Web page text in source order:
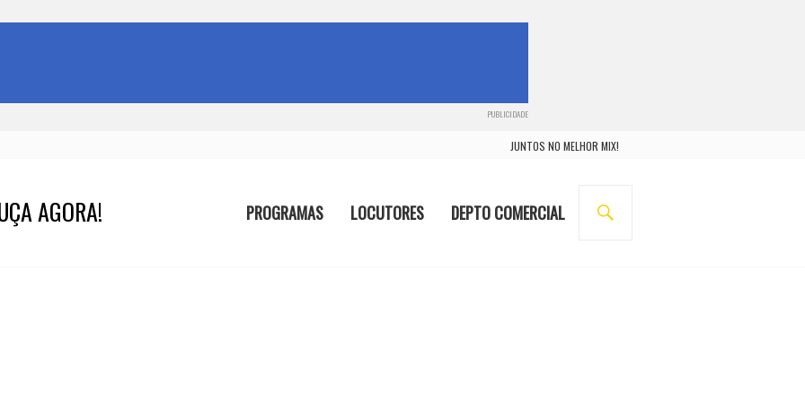
PUBLICIDADE
JUNTOS NO MELHOR MIX!
AGORA! PROGRAMAS LOCUTORES DEPTO COMERCIAL